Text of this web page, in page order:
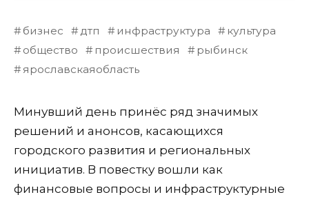
бизнес дтп инфраструктура
культура
общество
происшествия
рыбинск
ярославскаяобласть
Минувший день принёс ряд значимых
решений и анонсов, касающихся
городского развития и региональных
инициатив. В повестку вошли как
финансовые вопросы и инфраструктурные